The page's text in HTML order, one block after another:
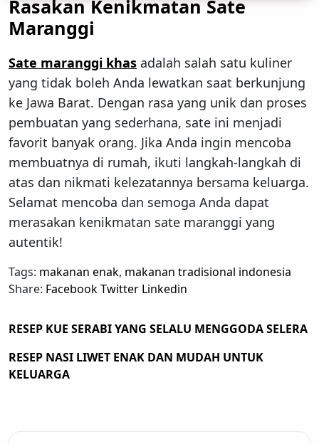
Rasakan Kenikmatan Sate
Maranggi
Sate maranggi khas adalah salah satu kuliner
yang tidak boleh Anda lewatkan saat berkunjung
ke Jawa Barat. Dengan rasa yang unik dan proses
pembuatan yang sederhana, sate ini menjadi
favorit banyak orang. Jika Anda ingin mencoba
membuatnya di rumah, ikuti langkah-langkah di
atas dan nikmati kelezatannya bersama keluarga.
Selamat mencoba dan semoga Anda dapat
merasakan kenikmatan sate maranggi yang
autentik!
Tags: makanan enak, makanan tradisional indonesia
Share: FacebookTwitter Linkedin
RESEP KUE SERABI YANG SELALU MENGGODA SELERA
RESEP NASI LIWET ENAK DAN MUDAH UNTUK
KELUARGA